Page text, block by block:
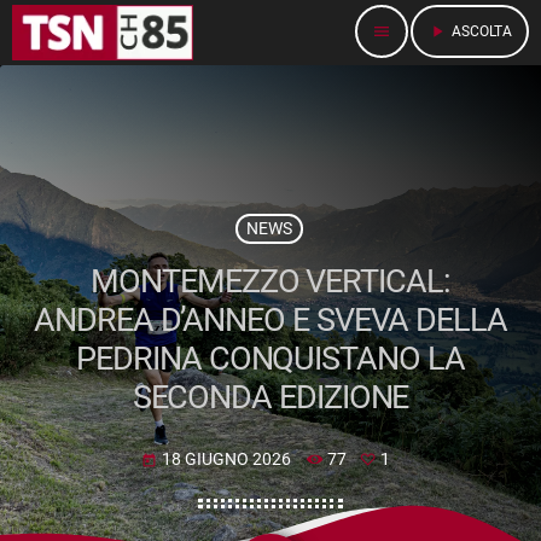
menu play_arrow ASCOLTA
NEWS
MONTEMEZZO VERTICAL:
ANDREA D’ANNEO E SVEVA DELLA
PEDRINA CONQUISTANO LA
SECONDA EDIZIONE
today 18 GIUGNO 2026 77 1